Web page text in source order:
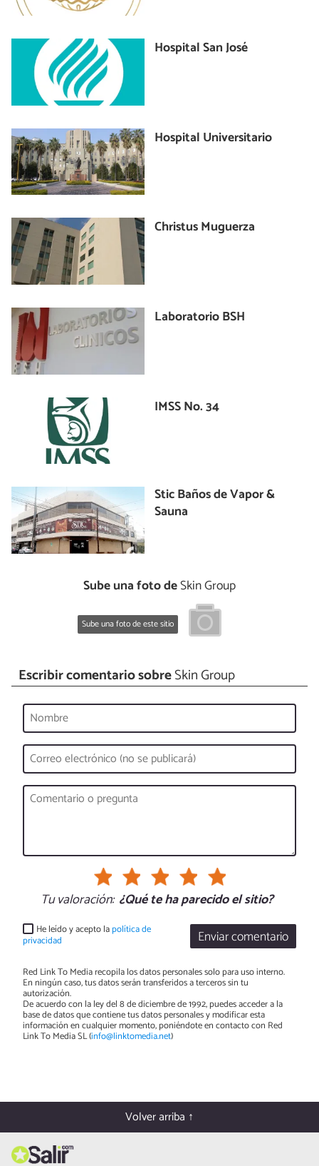
Hospital San José
Hospital Universitario
Christus Muguerza
Laboratorio BSH
IMSS No. 34
Stic Baños de Vapor &
Sauna
Sube una foto deSkin Group
Sube una foto de este sitio
Escribir comentario sobreSkin Group
Tu valoración: ¿Qué te ha parecido el sitio?
Enviar comentario
He leído y acepto lapolítica de
privacidad
Red Link To Media recopila los datos personales solo para uso interno.
En ningún caso, tus datos serán transferidos a terceros sin tu
autorización.
De acuerdo con la ley del 8 de diciembre de 1992, puedes acceder a la
base de datos que contiene tus datos personales y modificar esta
información en cualquier momento, poniéndote en contacto con Red
Link To Media SL (info@linktomedia.net)
Volver arriba ↑